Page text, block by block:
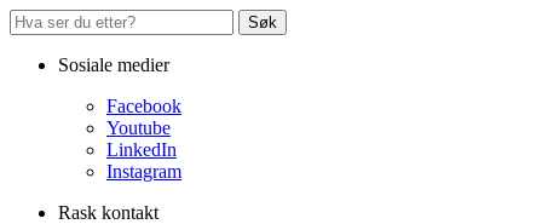
Søk
Sosiale medier
Facebook
Youtube
LinkedIn
Instagram
Rask kontakt